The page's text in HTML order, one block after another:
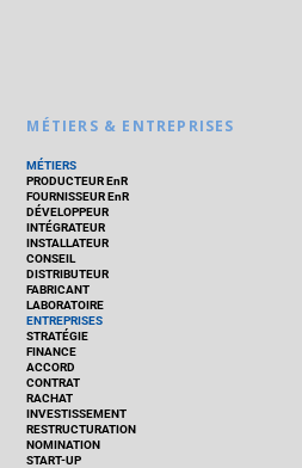
MÉTIERS & ENTREPRISES
MÉTIERS
PRODUCTEUR EnR
FOURNISSEUR EnR
DÉVELOPPEUR
INTÉGRATEUR
INSTALLATEUR
CONSEIL
DISTRIBUTEUR
FABRICANT
LABORATOIRE
ENTREPRISES
STRATÉGIE
FINANCE
ACCORD
CONTRAT
RACHAT
INVESTISSEMENT
RESTRUCTURATION
NOMINATION
START-UP